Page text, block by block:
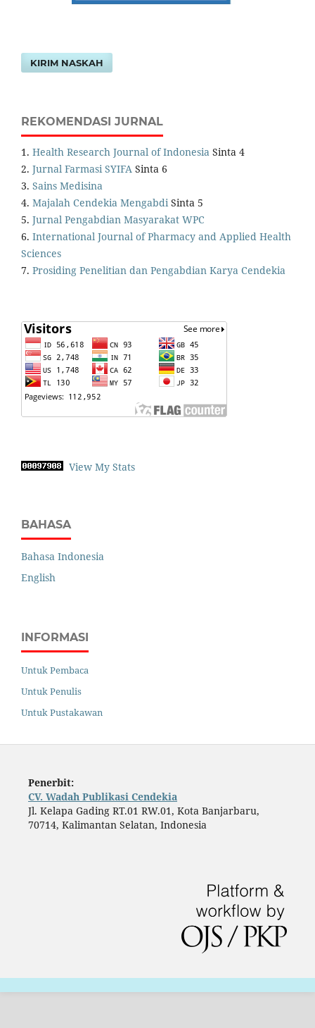
KIRIM NASKAH
REKOMENDASI JURNAL
1. Health Research Journal of Indonesia Sinta 4
2. Jurnal Farmasi SYIFA Sinta 6
3. Sains Medisina
4. Majalah Cendekia Mengabdi Sinta 5
5. Jurnal Pengabdian Masyarakat WPC
6. International Journal of Pharmacy and Applied Health
Sciences
7. Prosiding Penelitian dan Pengabdian Karya Cendekia
View My Stats
BAHASA
Bahasa Indonesia
English
INFORMASI
Untuk Pembaca
Untuk Penulis
Untuk Pustakawan
Penerbit:
CV. Wadah Publikasi Cendekia
Jl. Kelapa Gading RT.01 RW.01, Kota Banjarbaru,
70714, Kalimantan Selatan, Indonesia